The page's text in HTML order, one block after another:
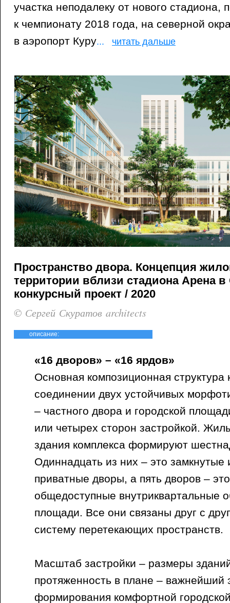
участка неподалеку от нового стадиона,
к чемпионату 2018 года, на северной
в аэропорт Куру... читать дальше
Пространство двора. Концепция
территории вблизи стадиона Арена
конкурсный проект / 2020
© Сергей Скуратов architects
описание:
«16 дворов» – «16 ярдов»
Основная композиционная структура
соединении двух устойчивых
– частного двора и городской
или четырех сторон застройкой.
здания комплекса формируют
Одиннадцать из них – это замкнутые
приватные дворы, а пять дворов –
общедоступные внутриквартальные
площади. Все они связаны друг с
систему перетекающих пространств.
Масштаб застройки – размеры
протяженность в плане – важнейший
формирования комфортной